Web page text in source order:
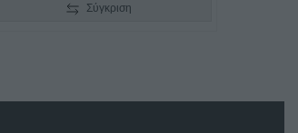
Σύγκριση